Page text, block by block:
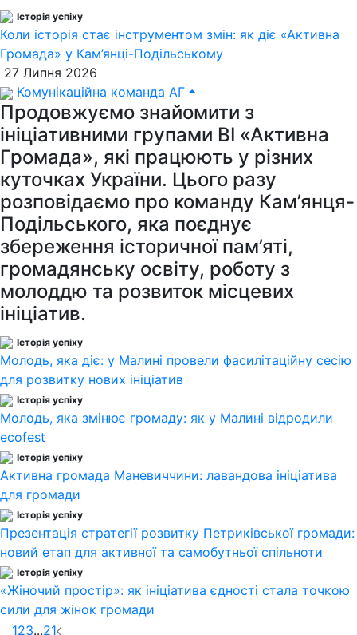
Історія успіху
Коли історія стає інструментом змін: як діє «Активна
Громада» у Кам’янці-Подільському
27 Липня 2026
Комунікаційна команда АГ
Продовжуємо знайомити з
ініціативними групами ВІ «Активна
Громада», які працюють у різних
куточках України. Цього разу
розповідаємо про команду Кам’янця-
Подільського, яка поєднує
збереження історичної пам’яті,
громадянську освіту, роботу з
молоддю та розвиток місцевих
ініціатив.
Історія успіху
Молодь, яка діє: у Малині провели фасилітаційну сесію
для розвитку нових ініціатив
Історія успіху
Молодь, яка змінює громаду: як у Малині відродили
ecofest
Історія успіху
Активна громада Маневиччини: лавандова ініціатива
для громади
Історія успіху
Презентація стратегії розвитку Петриківської громади:
новий етап для активної та самобутньої спільноти
Історія успіху
«Жіночий простір»: як ініціатива єдності стала точкою
сили для жінок громади
123...21